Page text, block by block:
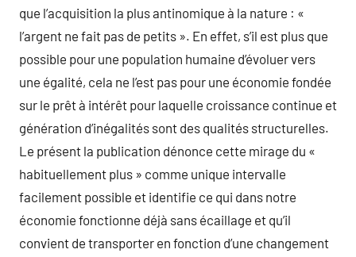
que l’acquisition la plus antinomique à la nature : «
l’argent ne fait pas de petits ». En effet, s’il est plus que
possible pour une population humaine d’évoluer vers
une égalité, cela ne l’est pas pour une économie fondée
sur le prêt à intérêt pour laquelle croissance continue et
génération d’inégalités sont des qualités structurelles.
Le présent la publication dénonce cette mirage du «
habituellement plus » comme unique intervalle
facilement possible et identifie ce qui dans notre
économie fonctionne déjà sans écaillage et qu’il
convient de transporter en fonction d’une changement